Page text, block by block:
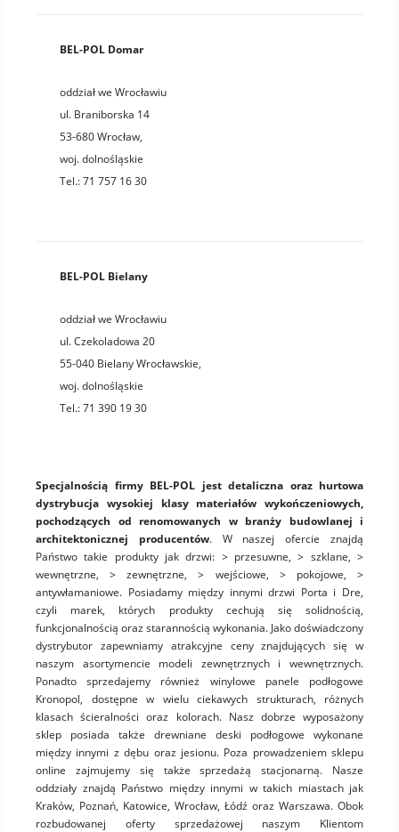
BEL-POL Domar
oddział we Wrocławiu
ul. Braniborska 14
53-680Wrocław,
woj.dolnośląskie
Tel.:71 757 16 30
BEL-POL Bielany
oddział we Wrocławiu
ul. Czekoladowa 20
55-040 Bielany Wrocławskie,
woj.dolnośląskie
Tel.:71 390 19 30
Specjalnością firmy BEL-POL jest detaliczna oraz hurtowa
dystrybucja wysokiej klasy materiałów wykończeniowych,
pochodzących od renomowanych w branży budowlanej i
architektonicznej producentów. W naszej ofercie znajdą
Państwo takie produkty jak drzwi: > przesuwne, > szklane, >
wewnętrzne, > zewnętrzne, > wejściowe, > pokojowe, >
antywłamaniowe. Posiadamy między innymi drzwi Porta i Dre,
czyli marek, których produkty cechują się solidnością,
funkcjonalnością oraz starannością wykonania. Jako doświadczony
dystrybutor zapewniamy atrakcyjne ceny znajdujących się w
naszym asortymencie modeli zewnętrznych i wewnętrznych.
Ponadto sprzedajemy również winylowe panele podłogowe
Kronopol, dostępne w wielu ciekawych strukturach, różnych
klasach ścieralności oraz kolorach. Nasz dobrze wyposażony
sklep posiada także drewniane deski podłogowe wykonane
między innymi z dębu oraz jesionu. Poza prowadzeniem sklepu
online zajmujemy się także sprzedażą stacjonarną. Nasze
oddziały znajdą Państwo między innymi w takich miastach jak
Kraków, Poznań, Katowice, Wrocław, Łódź oraz Warszawa. Obok
rozbudowanej oferty sprzedażowej naszym Klientom